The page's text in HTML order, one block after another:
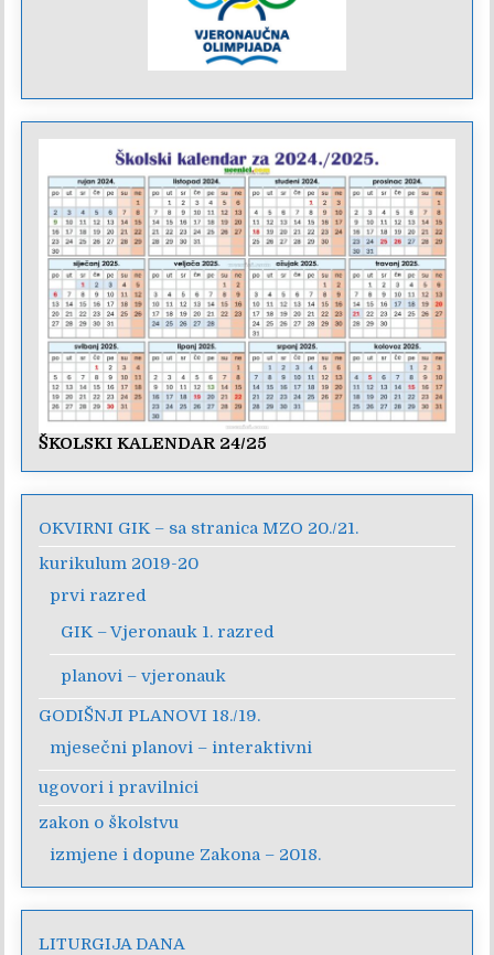
ŠKOLSKI KALENDAR 24/25
OKVIRNI GIK – sa stranica MZO 20./21.
kurikulum 2019-20
prvi razred
GIK – Vjeronauk 1. razred
planovi – vjeronauk
GODIŠNJI PLANOVI 18./19.
mjesečni planovi – interaktivni
ugovori i pravilnici
zakon o školstvu
izmjene i dopune Zakona – 2018.
LITURGIJA DANA